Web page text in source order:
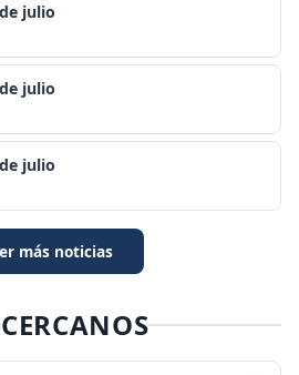
julio
julio
julio
más noticias